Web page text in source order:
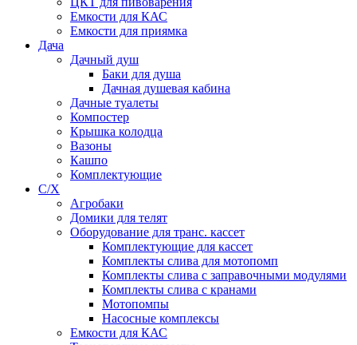
Емкости для КАС
Емкости для приямка
Дача
Дачный душ
Баки для душа
Дачная душевая кабина
Дачные туалеты
Компостер
Крышка колодца
Вазоны
Кашпо
Комплектующие
С/Х
Агробаки
Домики для телят
Оборудование для транс. кассет
Комплектующие для кассет
Комплекты слива для мотопомп
Комплекты слива с заправочными модулями
Комплекты слива с кранами
Мотопомпы
Насосные комплексы
Емкости для КАС